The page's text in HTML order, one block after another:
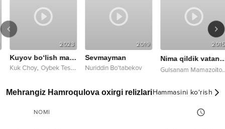
2023
Kuyov bo‘lish mazzada
Kuk Choy,Oybek Teshaboyev
2019
Sevmayman
Nuriddin Bo'tabekov
2015
Nima qildik vatan uchun
G
ulsanam Mamazoitova
Mehrangiz Hamroqulova oxirgi relizlariHammasini ko‘rish
NOMI